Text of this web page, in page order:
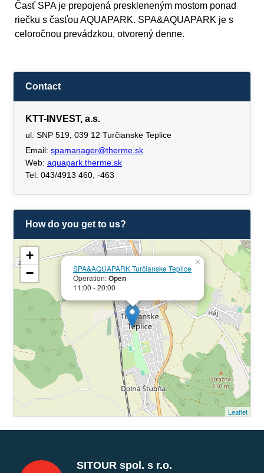
Časť SPA je prepojená preskleneným mostom ponad
riečku s časťou AQUAPARK. SPA&AQUAPARK je s
celoročnou prevádzkou, otvorený denne.
Contact
KTT-INVEST, a.s.
ul. SNP 519, 039 12 Turčianske Teplice
Email: spamanager@therme.sk
Web: aquapark.therme.sk
Tel: 043/4913 460, -463
How do you get to us?
SPA&AQUAPARK Turčianske Teplice
Operation:Open
11:00 - 20:00
×
+
−
Leaflet
SITOUR spol. s r.o.